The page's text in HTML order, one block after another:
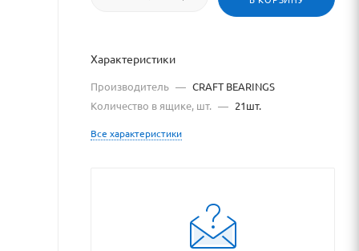
Характеристики
Производитель — CRAFT BEARINGS
Количество в ящике, шт. — 21шт.
Все характеристики